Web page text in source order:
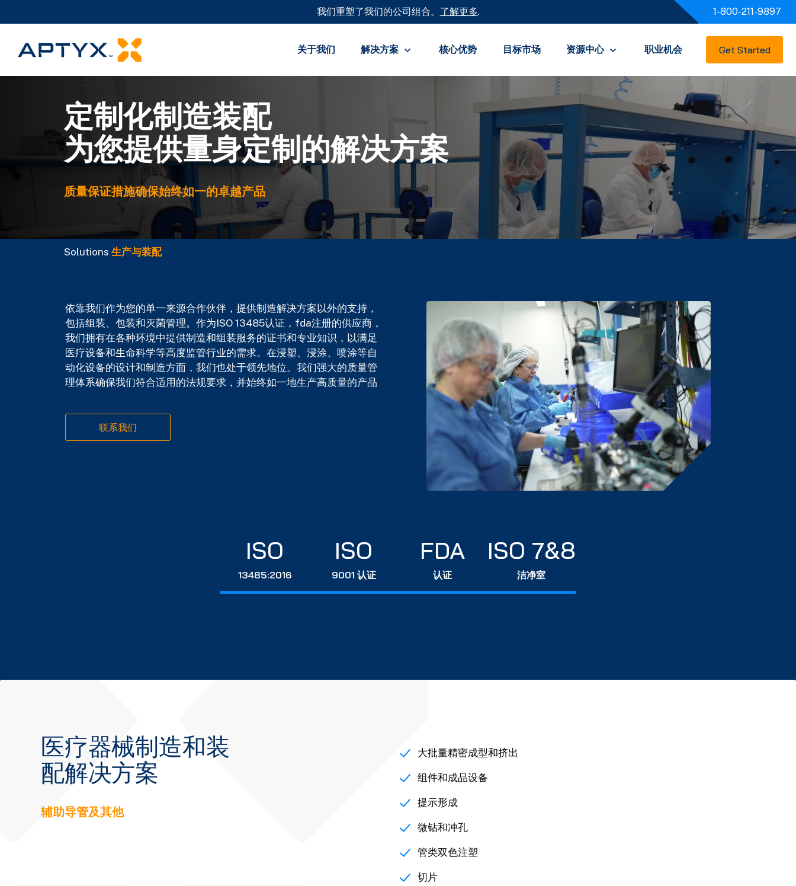
我们重塑了我们的公司组合。 了解更多. 1-800-211-9897
关于我们 解决方案 核心优势 目标市场 资源中心 职业机会 Get Started
定制化制造装配
为您提供量身定制的解决方案
质量保证措施确保始终如一的卓越产品
Solutions 生产与装配
依靠我们作为您的单一来源合作伙伴，提供制造解决方案以外的支持，
包括组装、包装和灭菌管理。 作为ISO 13485认证，fda注册的供应商，
我们拥有在各种环境中提供制造和组装服务的证书和专业知识，以满足
医疗设备和生命科学等高度监管行业的需求。 在浸塑、浸涂、喷涂等自
动化设备的设计和制造方面，我们也处于领先地位。 我们强大的质量管
理体系确保我们符合适用的法规要求，并始终如一地生产高质量的产品
联系我们
ISO
13485:2016
ISO
9001 认证
FDA
认证
ISO 7&8
洁净室
医疗器械制造和装
配解决方案
辅助导管及其他
大批量精密成型和挤出
组件和成品设备
提示形成
微钻和冲孔
管类双色注塑
切片